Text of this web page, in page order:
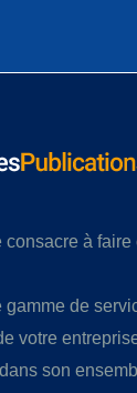
à faire
gamme de
votre
son